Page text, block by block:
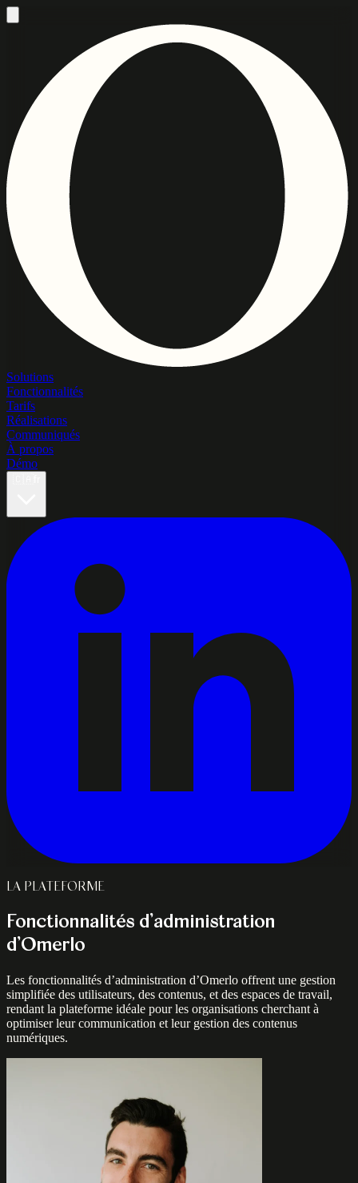
Solutions
Fonctionnalités
Tarifs
Réalisations
Communiqués
À propos
Démo
LA PLATEFORME
Fonctionnalités d’administration
d’Omerlo
Les fonctionnalités d’administration d’Omerlo offrent une gestion
simplifiée des utilisateurs, des contenus, et des espaces de travail,
rendant la plateforme idéale pour les organisations cherchant à
optimiser leur communication et leur gestion des contenus
numériques.